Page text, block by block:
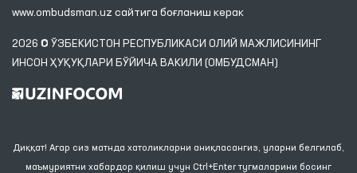
www.ombudsman.uz сайтига боғланиш керак
2026 © ЎЗБЕКИСТОН РЕСПУБЛИКАСИ ОЛИЙ МАЖЛИСИНИНГ
ИНСОН ҲУҚУҚЛАРИ БЎЙИЧА ВАКИЛИ (ОМБУДСМАН)
Диққат! Агар сиз матнда хатоликларни аниқласангиз, уларни белгилаб,
маъмуриятни хабардор қилиш учун Ctrl+Enter тугмаларини босинг